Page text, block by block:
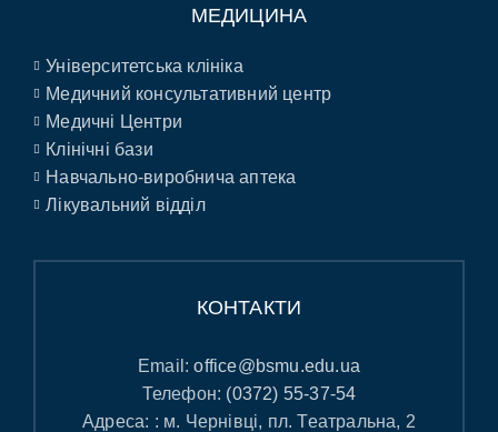
МЕДИЦИНА
Університетська клініка
Медичний консультативний центр
Медичні Центри
Клінічні бази
Навчально-виробнича аптека
Лікувальний відділ
КОНТАКТИ
Email:office@bsmu.edu.ua
Телефон: (0372) 55-37-54
Адреса: : м. Чернівці, пл. Театральна, 2